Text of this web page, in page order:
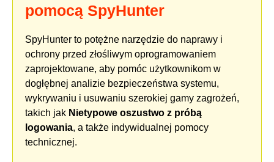
pomocą SpyHunter
SpyHunter to potężne narzędzie do naprawy i
ochrony przed złośliwym oprogramowaniem
zaprojektowane, aby pomóc użytkownikom w
dogłębnej analizie bezpieczeństwa systemu,
wykrywaniu i usuwaniu szerokiej gamy zagrożeń,
takich jak Nietypowe oszustwo z próbą
logowania, a także indywidualnej pomocy
technicznej.